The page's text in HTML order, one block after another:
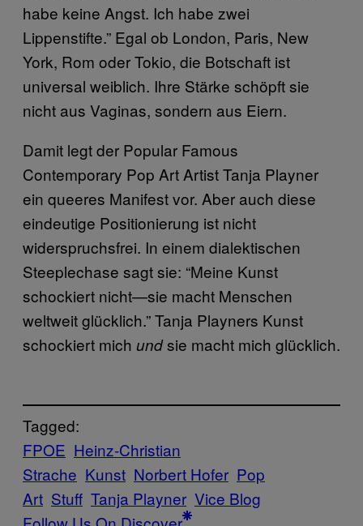
habe keine Angst. Ich habe zwei
Lippenstifte.” Egal ob London, Paris, New
York, Rom oder Tokio, die Botschaft ist
universal weiblich. Ihre Stärke schöpft sie
nicht aus Vaginas, sondern aus Eiern.
Damit legt der Popular Famous
Contemporary Pop Art Artist Tanja Playner
ein queeres Manifest vor. Aber auch diese
eindeutige Positionierung ist nicht
widerspruchsfrei. In einem dialektischen
Steeplechase sagt sie: “Meine Kunst
schockiert nicht—sie macht Menschen
weltweit glücklich.” Tanja Playners Kunst
schockiert mich undsie macht mich glücklich.
Tagged:
FPOE Heinz-Christian
Strache Kunst Norbert Hofer Pop
Art Stuff Tanja Playner Vice Blog